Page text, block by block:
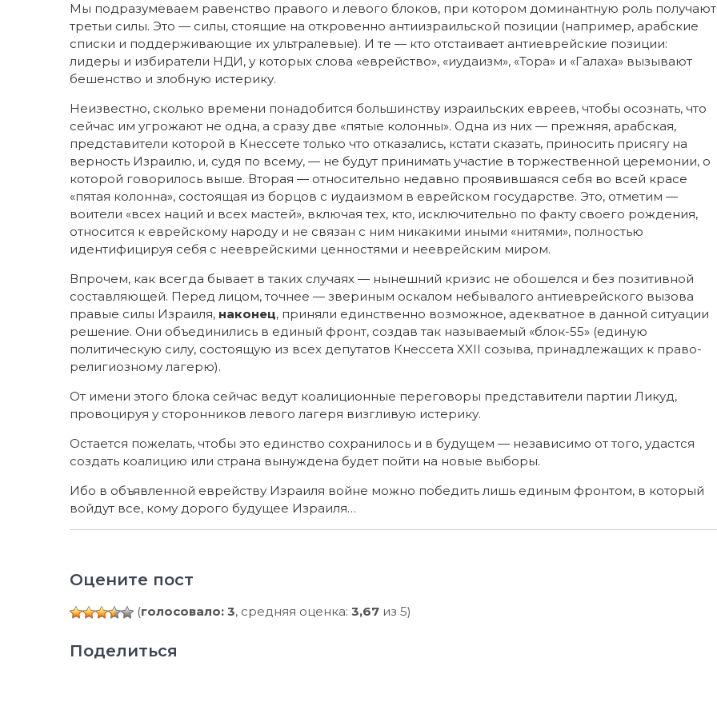
Мы подразумеваем равенство правого и левого блоков, при котором доминантную роль получают
третьи силы. Это — силы, стоящие на откровенно антиизраильской позиции (например, арабские
списки и поддерживающие их ультралевые). И те — кто отстаивает антиеврейские позиции:
лидеры и избиратели НДИ, у которых слова «еврейство», «иудаизм», «Тора» и «Галаха» вызывают
бешенство и злобную истерику.
Неизвестно, сколько времени понадобится большинству израильских евреев, чтобы осознать, что
сейчас им угрожают не одна, а сразу две «пятые колонны». Одна из них — прежняя, арабская,
представители которой в Кнессете только что отказались, кстати сказать, приносить присягу на
верность Израилю, и, судя по всему, — не будут принимать участие в торжественной церемонии, о
которой говорилось выше. Вторая — относительно недавно проявившаяся себя во всей красе
«пятая колонна», состоящая из борцов с иудаизмом в еврейском государстве. Это, отметим —
воители «всех наций и всех мастей», включая тех, кто, исключительно по факту своего рождения,
относится к еврейскому народу и не связан с ним никакими иными «нитями», полностью
идентифицируя себя с нееврейскими ценностями и нееврейским миром.
Впрочем, как всегда бывает в таких случаях — нынешний кризис не обошелся и без позитивной
составляющей. Перед лицом, точнее — звериным оскалом небывалого антиеврейского вызова
правые силы Израиля, наконец, приняли единственно возможное, адекватное в данной ситуации
решение. Они объединились в единый фронт, создав так называемый «блок-55» (единую
политическую силу, состоящую из всех депутатов Кнессета XXII созыва, принадлежащих к право-
религиозному лагерю).
От имени этого блока сейчас ведут коалиционные переговоры представители партии Ликуд,
провоцируя у сторонников левого лагеря визгливую истерику.
Остается пожелать, чтобы это единство сохранилось и в будущем — независимо от того, удастся
создать коалицию или страна вынуждена будет пойти на новые выборы.
Ибо в объявленной еврейству Израиля войне можно победить лишь единым фронтом, в который
войдут все, кому дорого будущее Израиля…
Оцените пост
(голосовало: 3, средняя оценка: 3,67 из 5)
Поделиться